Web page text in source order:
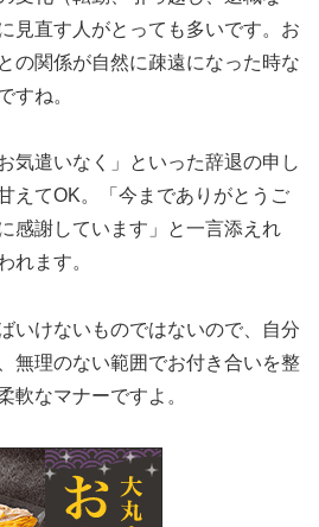
見直す人がとっても多いです。お
の関係が自然に疎遠になった時な
すね。
気遣いなく」といった辞退の申し
えてOK。「今までありがとうご
感謝しています」と一言添えれ
れます。
いけないものではないので、自分
無理のない範囲でお付き合いを整
軟なマナーですよ。